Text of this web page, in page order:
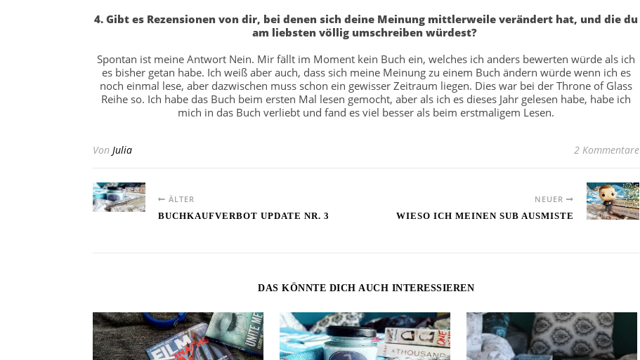
4. Gibt es Rezensionen von dir, bei denen sich deine Meinung mittlerweile verändert hat, und die du
am liebsten völlig umschreiben würdest?
Spontan ist meine Antwort Nein. Mir fällt im Moment kein Buch ein, welches ich anders bewerten würde als ich
es bisher getan habe. Ich weiß aber auch, dass sich meine Meinung zu einem Buch ändern würde wenn ich es
noch einmal lese, aber dazwischen muss schon ein gewisser Zeitraum liegen. Dies war bei der Throne of Glass
Reihe so. Ich habe das Buch beim ersten Mal lesen gemocht, aber als ich es dieses Jahr gelesen habe, habe ich
mich in das Buch verliebt und fand es viel besser als beim erstmaligem Lesen.
Von Julia 2 Kommentare
ÄLTER
BUCHKAUFVERBOT UPDATE NR. 3
NEUER
WIESO ICH MEINEN SUB AUSMISTE
DAS KÖNNTE DICH AUCH INTERESSIEREN